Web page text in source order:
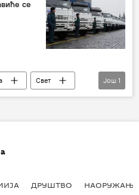
се
Свет
Још 1
ДРУШТВО НАОРУЖАЊЕ